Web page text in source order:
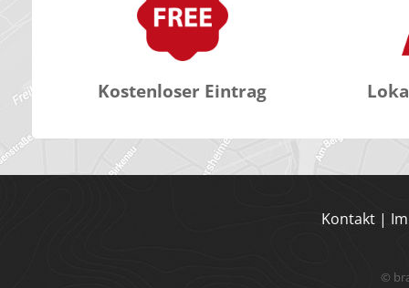
Kostenloser Eintrag
Kontakt |
©